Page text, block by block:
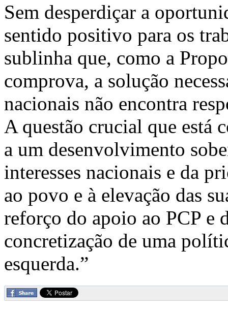
Sem desperdiçar a
sentido positivo para os
sublinha que, como a
comprova, a solução
nacionais não encontra
A questão crucial que está
a um desenvolvimento
interesses nacionais e da
ao povo e à elevação das
reforço do apoio ao PCP e
concretização de uma
esquerda.”